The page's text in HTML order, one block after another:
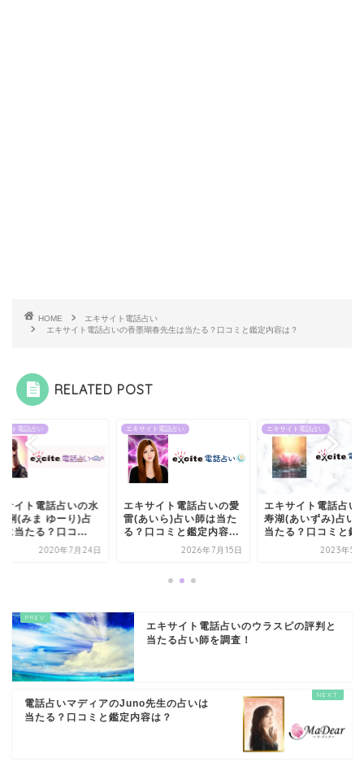
HOME
エキサイト電話占い
エキサイト電話占いの香墨瑚春先生は当たる？口コミと鑑定内容は？
RELATED POST
イト電話占い
サイト電話占いの水
俐(みま ゆーり)占
は当たる？口コ...
2020年7月24日
エキサイト電話占い
エキサイト電話占いの愛
雷(あいら)占い師は当た
る？口コミと鑑定内容...
2026年7月15日
エキサイト電話占い
エキサイト電話占い
寿湖(あいずみ)占い
当たる？口コミと鑑
2023年5
エキサイト電話占いのウラスピの評判と
当たる占い師を調査！
電話占いマディアのJuno先生の占いは
当たる？口コミと鑑定内容は？